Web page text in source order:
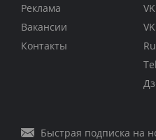
Реклама
Вакансии
Контакты
VK
Быстрая подписка на